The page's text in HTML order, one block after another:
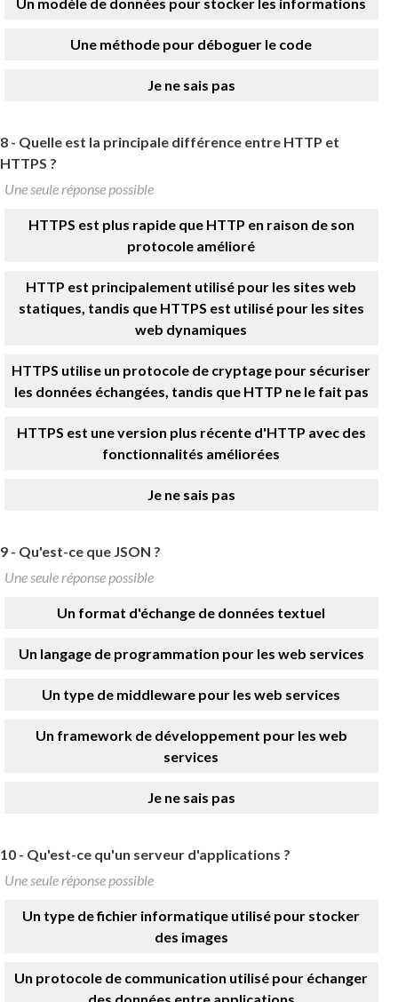
Une méthode pour déboguer le code
Je ne sais pas
8 - Quelle est la principale différence entre HTTP et
HTTPS ?
Une seule réponse possible
HTTPS est plus rapide que HTTP en raison de son
protocole amélioré
HTTP est principalement utilisé pour les sites web
statiques, tandis que HTTPS est utilisé pour les sites
web dynamiques
HTTPS utilise un protocole de cryptage pour sécuriser
les données échangées, tandis que HTTP ne le fait pas
HTTPS est une version plus récente d'HTTP avec des
fonctionnalités améliorées
Je ne sais pas
9 - Qu'est-ce que JSON ?
Une seule réponse possible
Un format d'échange de données textuel
Un langage de programmation pour les web services
Un type de middleware pour les web services
Un framework de développement pour les web
services
Je ne sais pas
10 - Qu'est-ce qu'un serveur d'applications ?
Une seule réponse possible
Un type de fichier informatique utilisé pour stocker
des images
Un protocole de communication utilisé pour échanger